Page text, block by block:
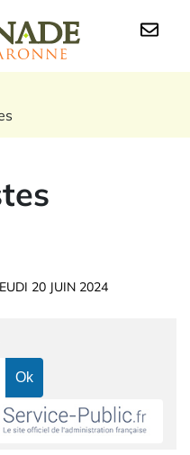
Grenade sur
20 JUIN 2024